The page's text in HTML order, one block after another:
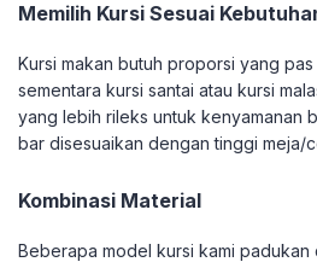
Memilih Kursi Sesuai
Kursi makan butuh proporsi yang pas
sementara kursi santai atau kursi
yang lebih rileks untuk kenyamanan
bar disesuaikan dengan tinggi meja/
Kombinasi Material
Beberapa model kursi kami padukan